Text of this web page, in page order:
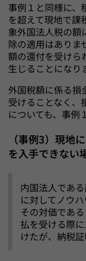
事例１と同様に、
を超えて現地で課
象外国法人税の額
除の適用はありま
額の還付を受けら
生じることになり
外国税額に係る損
受けることなく、
についても、事例
（事例3）現地
を入手できない
内国法人であ
に対してノウ
その対価であ
払を受ける際
けたが、納税